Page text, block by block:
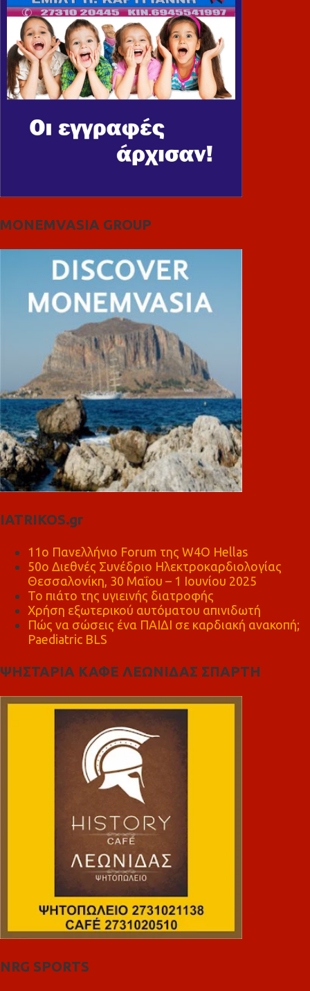
MONEMVASIA GROUP
IATRIKOS.gr
11ο Πανελλήνιο Forum της W4O Hellas
50ο Διεθνές Συνέδριο Ηλεκτροκαρδιολογίας
Θεσσαλονίκη, 30 Μαΐου – 1 Ιουνίου 2025
Το πιάτο της υγιεινής διατροφής
Χρήση εξωτερικού αυτόματου απινιδωτή
Πώς να σώσεις ένα ΠΑΙΔΙ σε καρδιακή ανακοπή;
Paediatric BLS
ΨΗΣΤΑΡΙΑ ΚΑΦΕ ΛΕΩΝΙΔΑΣ ΣΠΑΡΤΗ
NRG SPORTS